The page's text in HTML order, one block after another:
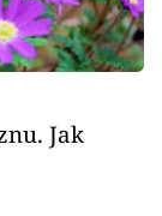
Jak